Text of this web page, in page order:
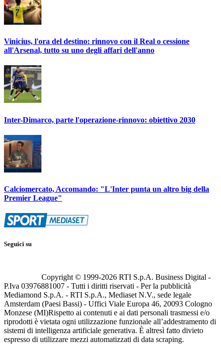
Vinicius, l'ora del destino: rinnovo con il Real o cessione
all'Arsenal, tutto su uno degli affari dell'anno
Inter-Dimarco, parte l'operazione-rinnovo: obiettivo 2030
Calciomercato, Accomando: "L'Inter punta un altro big della
Premier League"
Seguici su
Copyright © 1999-2026 RTI S.p.A. Business Digital -
P.Iva 03976881007 - Tutti i diritti riservati - Per la pubblicità
Mediamond S.p.A. - RTI S.p.A., Mediaset N.V., sede legale
Amsterdam (Paesi Bassi) - Uffici Viale Europa 46, 20093 Cologno
Monzese (MI)Rispetto ai contenuti e ai dati personali trasmessi e/o
riprodotti è vietata ogni utilizzazione funzionale all’addestramento di
sistemi di intelligenza artificiale generativa. È altresì fatto divieto
espresso di utilizzare mezzi automatizzati di data scraping.